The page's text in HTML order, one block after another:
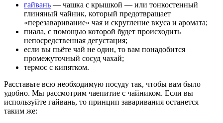
гайвань — чашка с крышкой — или тонкостенный
глиняный чайник, который предотвращает
«перезаваривание» чая и скругление вкуса и аромата;
пиала, с помощью которой будет происходить
непосредственная дегустация;
если вы пьёте чай не один, то вам понадобится
промежуточный сосуд чахай;
термос с кипятком.
Расставьте всю необходимую посуду так, чтобы вам было
удобно. Мы рассмотрим чаепитие с чайником. Если вы
используйте гайвань, то принцип заваривания останется
таким же: